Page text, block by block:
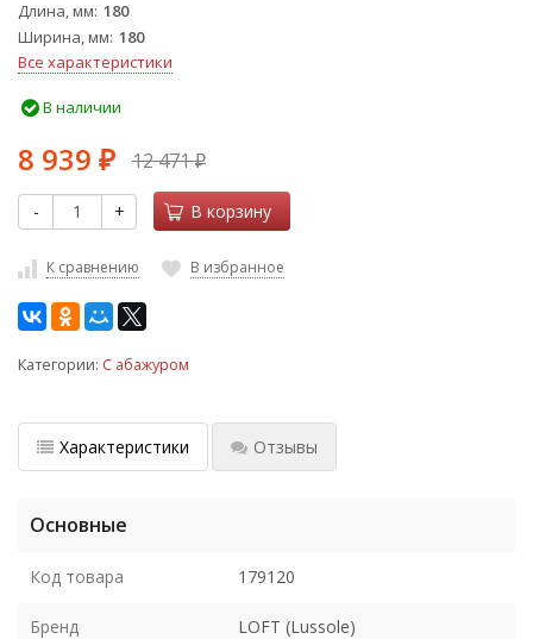
Длина, мм 180
Ширина, мм 180
Все характеристики
В наличии
8 939 ₽ 12 471₽
- + В корзину
К сравнению В избранное
Категории: С абажуром
Характеристики Отзывы
Основные
Код товара 179120
Бренд LOFT (Lussole)